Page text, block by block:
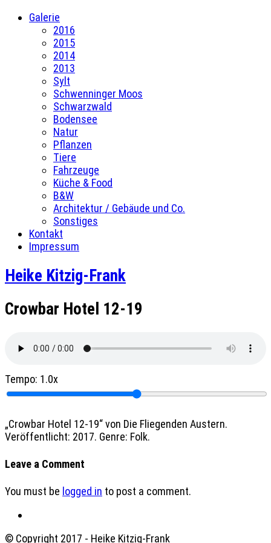
Galerie
2016
2015
2014
2013
Sylt
Schwenninger Moos
Schwarzwald
Bodensee
Natur
Pflanzen
Tiere
Fahrzeuge
Küche & Food
B&W
Architektur / Gebäude und Co.
Sonstiges
Kontakt
Impressum
Heike Kitzig-Frank
Crowbar Hotel 12-19
Tempo: 1.0x
„Crowbar Hotel 12-19“ von Die Fliegenden Austern.
Veröffentlicht: 2017. Genre: Folk.
Leave a Comment
You must be logged in to post a comment.
© Copyright 2017 - Heike Kitzig-Frank